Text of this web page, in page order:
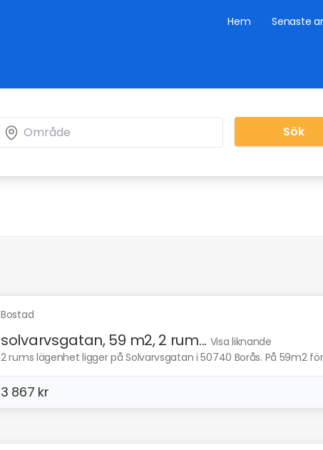
Hem Senaste
Sök
Bostad
solvarvsgatan, 59 m2, 2 rum... Visa liknande
2 rums lägenhet ligger på Solvarvsgatan i 50740 Borås. På 59m2 för
3 867 kr